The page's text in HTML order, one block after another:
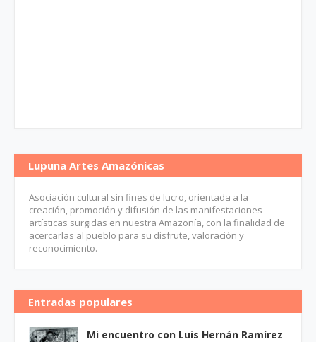
Lupuna Artes Amazónicas
Asociación cultural sin fines de lucro, orientada a la
creación, promoción y difusión de las manifestaciones
artísticas surgidas en nuestra Amazonía, con la finalidad de
acercarlas al pueblo para su disfrute, valoración y
reconocimiento.
Entradas populares
Mi encuentro con Luis Hernán Ramírez